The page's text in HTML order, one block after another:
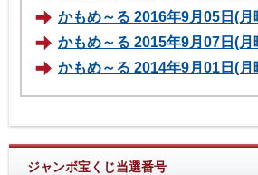
かもめ～る 2016年9月05日(月
かもめ～る 2015年9月07日(月
かもめ～る 2014年9月01日(月
ジャンボ宝くじ当選番号